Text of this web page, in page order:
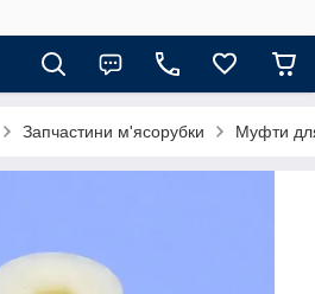
Запчастини м'ясорубки Муфти